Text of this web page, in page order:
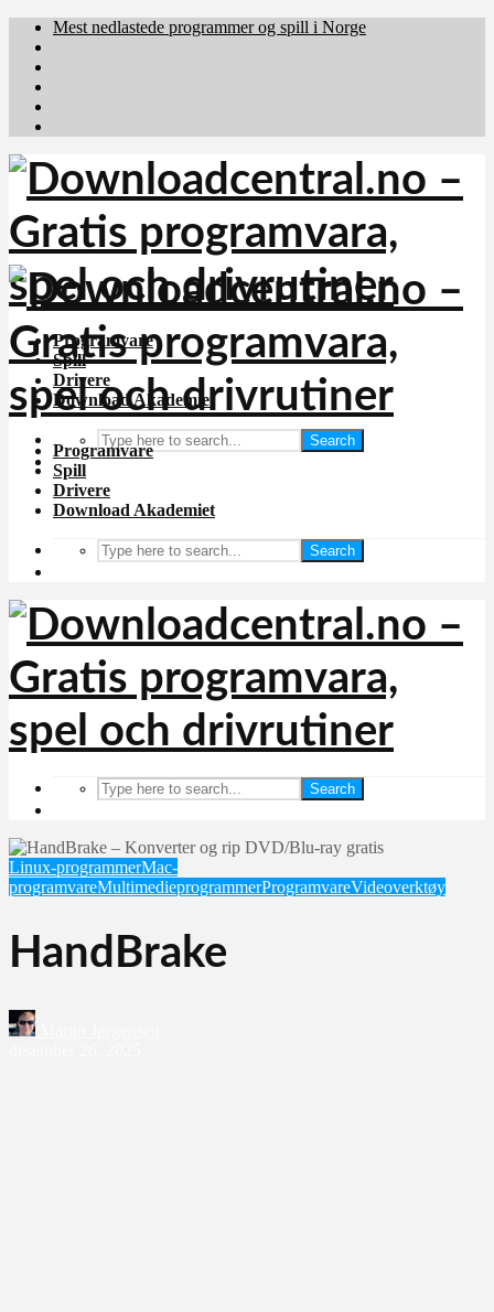
Mest nedlastede programmer og spill i Norge
Programvare
Spill
Drivere
Download Akademiet
Search
Programvare
Spill
Drivere
Download Akademiet
Search
Search
Linux-programmerMac-
programvareMultimedieprogrammerProgramvareVideoverktøy
HandBrake